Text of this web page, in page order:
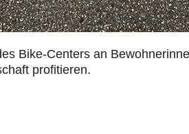
Bike-Centers an
profitieren.